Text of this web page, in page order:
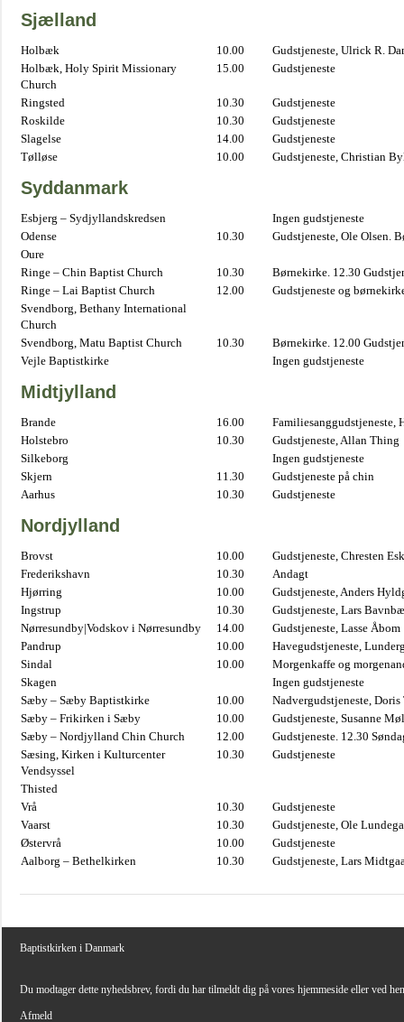
Sjælland
Holbæk 10.00
Gudstjeneste, Ulrick R.
Holbæk, Holy Spirit Missionary
Church
15.00 Gudstjeneste
Ringsted 10.30
Gudstjeneste
Roskilde
10.30
Gudstjeneste
Slagelse
14.00
Gudstjeneste
Tølløse
10.00 Gudstjeneste, Christian
Syddanmark
Esbjerg – Sydjyllandskredsen
Ingen gudstjeneste
Odense
10.30
Gudstjeneste, Ole Olsen.
Oure
Ringe – Chin Baptist Church
10.30
Børnekirke. 12.30
Ringe – Lai Baptist Church
12.00
Gudstjeneste og
Svendborg, Bethany International
Church
Svendborg, Matu Baptist Church
10.30
Børnekirke. 12.00
Vejle Baptistkirke
Ingen gudstjeneste
Midtjylland
Brande 16.00
Familiesanggudstjeneste,
Holstebro
10.30
Gudstjeneste, Allan Thing
Silkeborg
Ingen gudstjeneste
Skjern
11.30
Gudstjeneste på chin
Aarhus
10.30 Gudstjeneste
Nordjylland
Brovst 10.00
Gudstjeneste, Chresten
Frederikshavn
10.30
Andagt
Hjørring
10.00
Gudstjeneste, Anders
Ingstrup
10.30
Gudstjeneste, Lars
Nørresundby|Vodskov i Nørresundby
14.00
Gudstjeneste, Lasse Åbom
Pandrup
10.00
Havegudstjeneste,
Sindal
10.00
Morgenkaffe og
Skagen
Ingen gudstjeneste
Sæby – Sæby Baptistkirke
10.00
Nadvergudstjeneste,
Sæby – Frikirken i Sæby
10.00
Gudstjeneste, Susanne
Sæby – Nordjylland Chin Church
12.00
Gudstjeneste. 12.30
Sæsing, Kirken i Kulturcenter
Vendsyssel
10.30 Gudstjeneste
Thisted
Vrå
10.30
Gudstjeneste
Vaarst
10.30
Gudstjeneste, Ole
Østervrå
10.00
Gudstjeneste
Aalborg – Bethelkirken
10.30 Gudstjeneste, Lars
Baptistkirken i Danmark
Du modtager dette nyhedsbrev, fordi du har tilmeldt dig på vores hjemmeside eller ved
Afmeld